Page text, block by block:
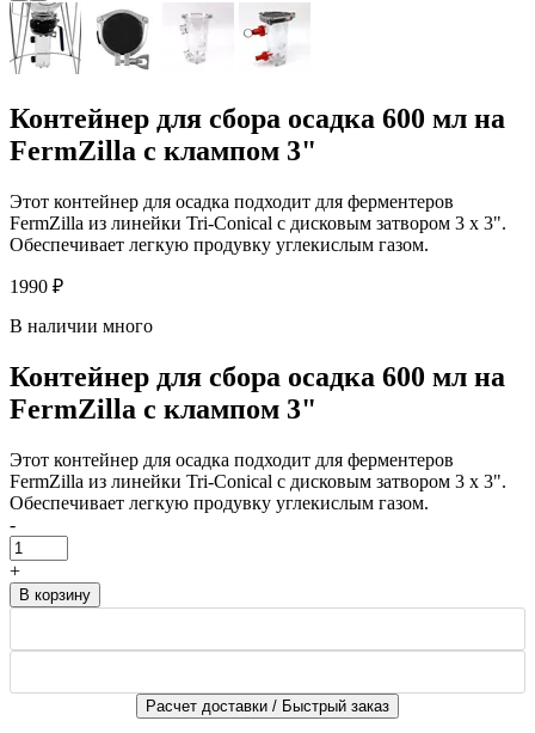
Контейнер для сбора осадка 600 мл на
FermZilla с клампом 3"
Этот контейнер для осадка подходит для ферментеров
FermZilla из линейки Tri-Conical с дисковым затвором 3 x 3".
Обеспечивает легкую продувку углекислым газом.
1990 ₽
В наличии много
Контейнер для сбора осадка 600 мл на
FermZilla с клампом 3"
Этот контейнер для осадка подходит для ферментеров
FermZilla из линейки Tri-Conical с дисковым затвором 3 x 3".
Обеспечивает легкую продувку углекислым газом.
-
+
Расчет доставки / Быстрый заказ